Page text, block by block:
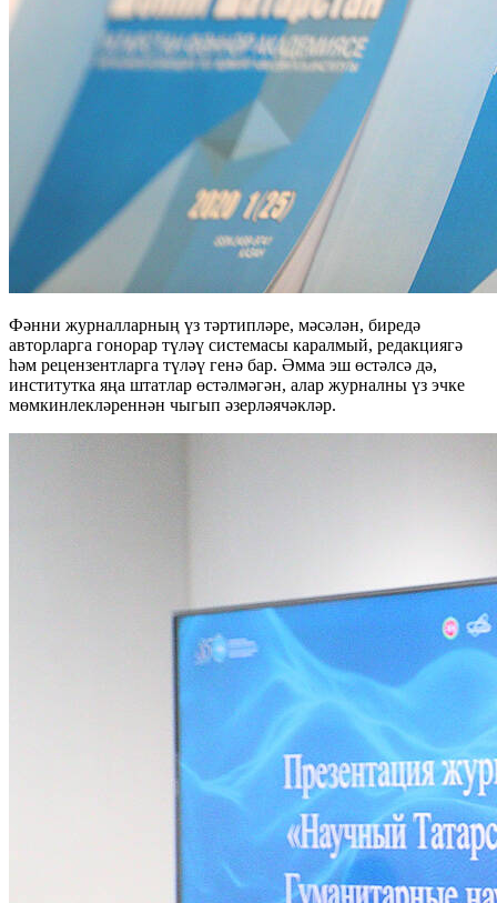
Фәнни журналларның үз тәртипләре, мәсәлән, биредә
авторларга гонорар түләү системасы каралмый, редакциягә
һәм рецензентларга түләү генә бар. Әмма эш өстәлсә дә,
институтка яңа штатлар өстәлмәгән, алар журналны үз эчке
мөмкинлекләреннән чыгып әзерләячәкләр.